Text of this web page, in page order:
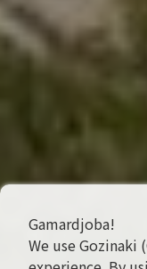
Gamardjoba!
We use Gozinaki